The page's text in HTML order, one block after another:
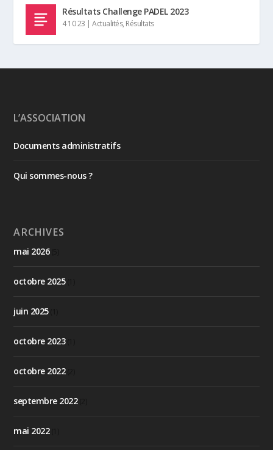
Résultats Challenge PADEL 2023
4 10 23 |Actualités, Résultats
L’ASSOCIATION
Documents administratifs
Qui sommes-nous ?
ARCHIVES
mai 2026(5)
octobre 2025(1)
juin 2025(1)
octobre 2023(1)
octobre 2022(2)
septembre 2022(2)
mai 2022(1)